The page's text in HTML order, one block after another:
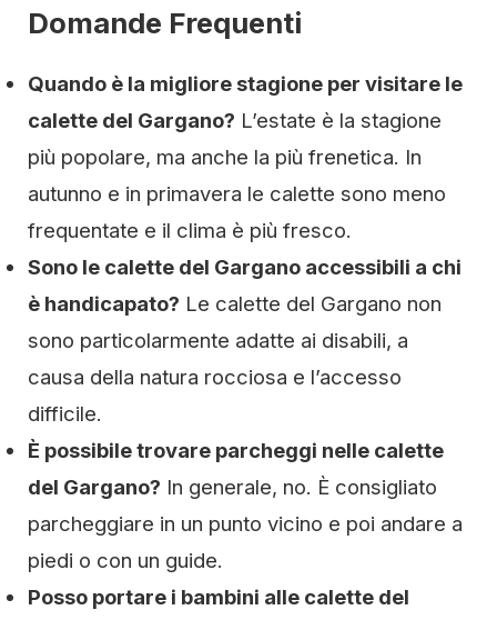
Domande Frequenti
Quando è la migliore stagione per visitare le
calette del Gargano? L’estate è la stagione
più popolare, ma anche la più frenetica. In
autunno e in primavera le calette sono meno
frequentate e il clima è più fresco.
Sono le calette del Gargano accessibili a chi
è handicapato? Le calette del Gargano non
sono particolarmente adatte ai disabili, a
causa della natura rocciosa e l’accesso
difficile.
È possibile trovare parcheggi nelle calette
del Gargano? In generale, no. È consigliato
parcheggiare in un punto vicino e poi andare a
piedi o con un guide.
Posso portare i bambini alle calette del